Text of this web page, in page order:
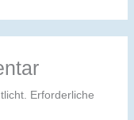
Erforderliche